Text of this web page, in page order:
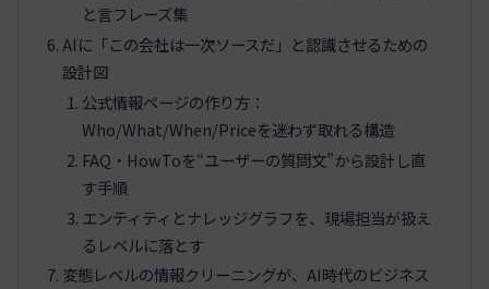
と言フレーズ集
AIに「この会社は一次ソースだ」と認識させるための
設計図
公式情報ページの作り方：
Who/What/When/Priceを迷わず取れる構造
FAQ・HowToを“ユーザーの質問文”から設計し直
す手順
エンティティとナレッジグラフを、現場担当が扱え
るレベルに落とす
変態レベルの情報クリーニングが、AI時代のビジネス